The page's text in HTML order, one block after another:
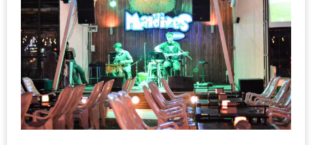
อินน์
เชียงใหม่
PANDA
TIME
:
ทำไม